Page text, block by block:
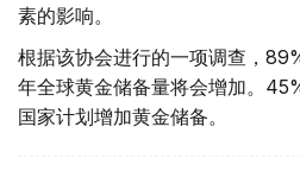
素的影响。
根据该协会进行的一项调查，
年全球黄金储备量将会增加。
国家计划增加黄金储备。